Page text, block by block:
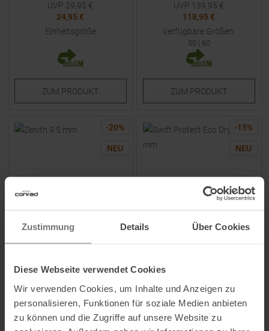
Zustimmung Details Über Cookies
Diese Webseite verwendet Cookies
Wir verwenden Cookies, um Inhalte und Anzeigen zu
personalisieren, Funktionen für soziale Medien anbieten
zu können und die Zugriffe auf unsere Website zu
UVP 29,95 €
24,95 €
Einheitsgröße
ZUM PRODUKT
UVP 139,95 €
118,95 €
Verfügbare Größen:
50 | 60
ZUM PRODUKT
-20%
NEU
UVP137,15€
109,95 €
Verfügbare Größen:
-15%
NEU
UVP 209,95€
178,45 €
Verfügbare Größen: